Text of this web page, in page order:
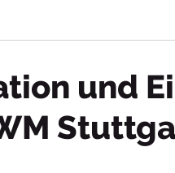
Inklusion
und